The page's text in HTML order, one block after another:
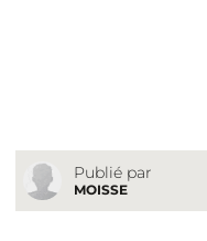
Publié par
MOISSE